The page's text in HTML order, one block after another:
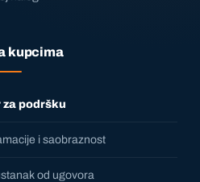
kupcima
za podršku
i saobraznost
od ugovora